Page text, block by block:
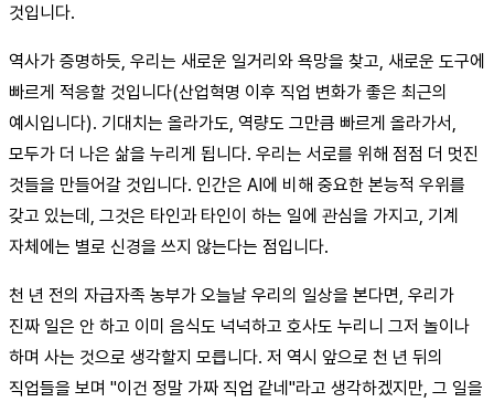
것입니다.
역사가 증명하듯, 우리는 새로운 일거리와 욕망을 찾고, 새로운 도구에
빠르게 적응할 것입니다(산업혁명 이후 직업 변화가 좋은 최근의
예시입니다). 기대치는 올라가도, 역량도 그만큼 빠르게 올라가서,
모두가 더 나은 삶을 누리게 됩니다. 우리는 서로를 위해 점점 더 멋진
것들을 만들어갈 것입니다. 인간은 AI에 비해 중요한 본능적 우위를
갖고 있는데, 그것은 타인과 타인이 하는 일에 관심을 가지고, 기계
자체에는 별로 신경을 쓰지 않는다는 점입니다.
천 년 전의 자급자족 농부가 오늘날 우리의 일상을 본다면, 우리가
진짜 일은 안 하고 이미 음식도 넉넉하고 호사도 누리니 그저 놀이나
하며 사는 것으로 생각할지 모릅니다. 저 역시 앞으로 천 년 뒤의
직업들을 보며 "이건 정말 가짜 직업 같네"라고 생각하겠지만, 그 일을